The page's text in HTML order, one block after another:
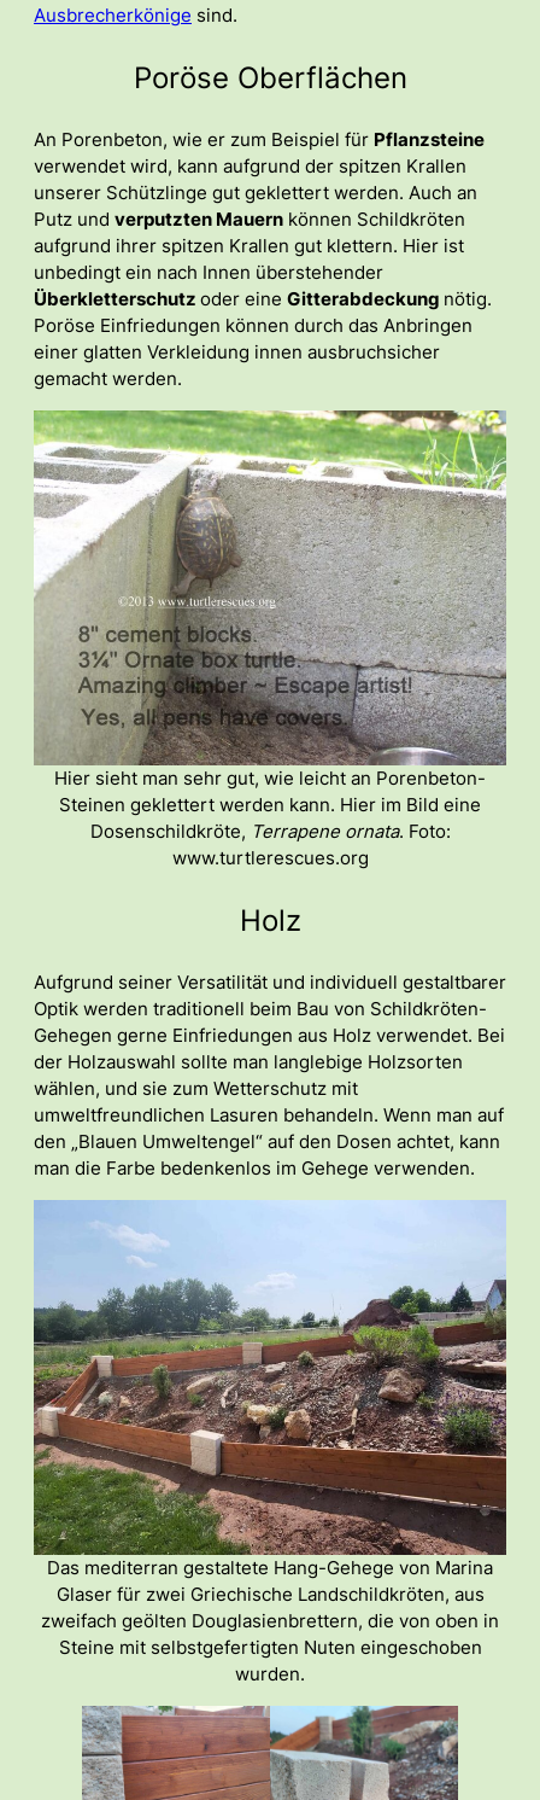
Ausbrecherkönige sind.
Poröse Oberflächen
An Porenbeton, wie er zum Beispiel für Pflanzsteine
verwendet wird, kann aufgrund der spitzen Krallen
unserer Schützlinge gut geklettert werden. Auch an
Putz und verputzten Mauern können Schildkröten
aufgrund ihrer spitzen Krallen gut klettern. Hier ist
unbedingt ein nach Innen überstehender
Überkletterschutz oder eine Gitterabdeckung nötig.
Poröse Einfriedungen können durch das Anbringen
einer glatten Verkleidung innen ausbruchsicher
gemacht werden.
Hier sieht man sehr gut, wie leicht an Porenbeton-
Steinen geklettert werden kann. Hier im Bild eine
Dosenschildkröte, Terrapene ornata. Foto:
www.turtlerescues.org
Holz
Aufgrund seiner Versatilität und individuell gestaltbarer
Optik werden traditionell beim Bau von Schildkröten-
Gehegen gerne Einfriedungen aus Holz verwendet. Bei
der Holzauswahl sollte man langlebige Holzsorten
wählen, und sie zum Wetterschutz mit
umweltfreundlichen Lasuren behandeln. Wenn man auf
den „Blauen Umweltengel“ auf den Dosen achtet, kann
man die Farbe bedenkenlos im Gehege verwenden.
Das mediterran gestaltete Hang-Gehege von Marina
Glaser für zwei Griechische Landschildkröten, aus
zweifach geölten Douglasienbrettern, die von oben in
Steine mit selbstgefertigten Nuten eingeschoben
wurden.